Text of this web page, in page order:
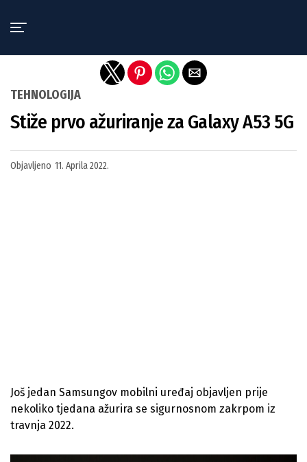
TEHNOLOGIJA
Stiže prvo ažuriranje za Galaxy A53 5G
Objavljeno 11. Aprila 2022.
Još jedan Samsungov mobilni uređaj objavljen prije
nekoliko tjedana ažurira se sigurnosnom zakrpom iz
travnja 2022.